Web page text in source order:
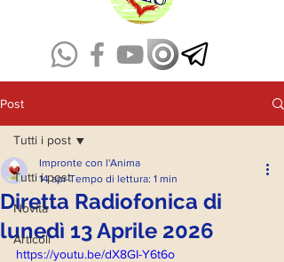
Post
Tutti i post
Novità
Articoli
Tutti i post
Diretta Radiofonica di
lunedì 13 Aprile 2026
Impronte con l'Anima
14 apr Tempo di lettura: 1 min
https://youtu.be/dX8GI-Y6t6o